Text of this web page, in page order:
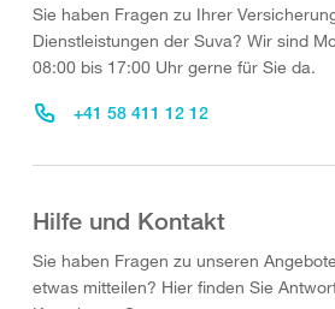
Sie haben Fragen zu Ihrer
Dienstleistungen der Suva? Wir sind
08:00 bis 17:00 Uhr gerne für Sie da.
+41 58 411 12 12
Hilfe und Kontakt
Sie haben Fragen zu unseren
etwas mitteilen? Hier finden Sie